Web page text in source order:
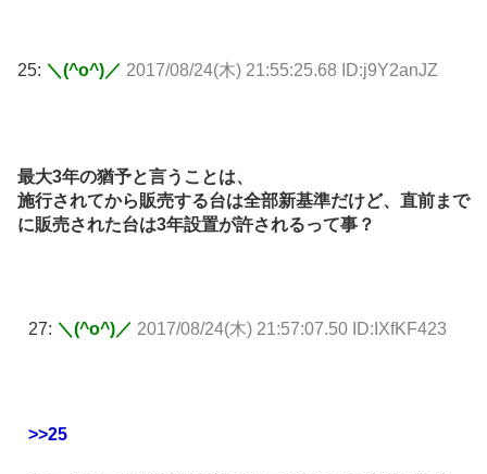
25: ＼(^o^)／ 2017/08/24(木) 21:55:25.68 ID:j9Y2anJZ
最大3年の猶予と言うことは、
施行されてから販売する台は全部新基準だけど、直前まで
に販売された台は3年設置が許されるって事？
27: ＼(^o^)／ 2017/08/24(木) 21:57:07.50 ID:IXfKF423
>>25